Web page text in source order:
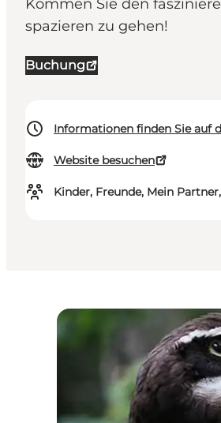
Kommen Sie den
spazieren zu gehen!
Buchung
Informationen finden Sie auf
Website besuchen
Kinder, Freunde, Mein